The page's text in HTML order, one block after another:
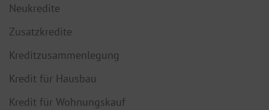
Neukredite
Zusatzkredite
Kreditzusammenlegung
Kredit für Hausbau
Kredit für Wohnungskauf